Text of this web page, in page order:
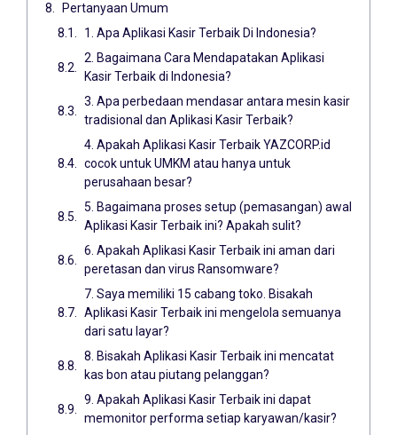
Pertanyaan Umum
1. Apa Aplikasi Kasir Terbaik Di Indonesia?
2. Bagaimana Cara Mendapatakan Aplikasi
Kasir Terbaik di Indonesia?
3. Apa perbedaan mendasar antara mesin kasir
tradisional dan Aplikasi Kasir Terbaik?
4. Apakah Aplikasi Kasir Terbaik YAZCORP.id
cocok untuk UMKM atau hanya untuk
perusahaan besar?
5. Bagaimana proses setup (pemasangan) awal
Aplikasi Kasir Terbaik ini? Apakah sulit?
6. Apakah Aplikasi Kasir Terbaik ini aman dari
peretasan dan virus Ransomware?
7. Saya memiliki 15 cabang toko. Bisakah
Aplikasi Kasir Terbaik ini mengelola semuanya
dari satu layar?
8. Bisakah Aplikasi Kasir Terbaik ini mencatat
kas bon atau piutang pelanggan?
9. Apakah Aplikasi Kasir Terbaik ini dapat
memonitor performa setiap karyawan/kasir?